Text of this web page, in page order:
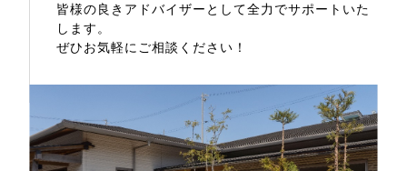
皆様の良きアドバイザーとして全力でサポートいた
します。
ぜひお気軽にご相談ください！